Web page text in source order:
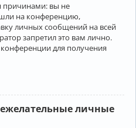
причинами: вы не
на конференцию,
личных сообщений на всей
запретил это вам лично.
для получения
личные